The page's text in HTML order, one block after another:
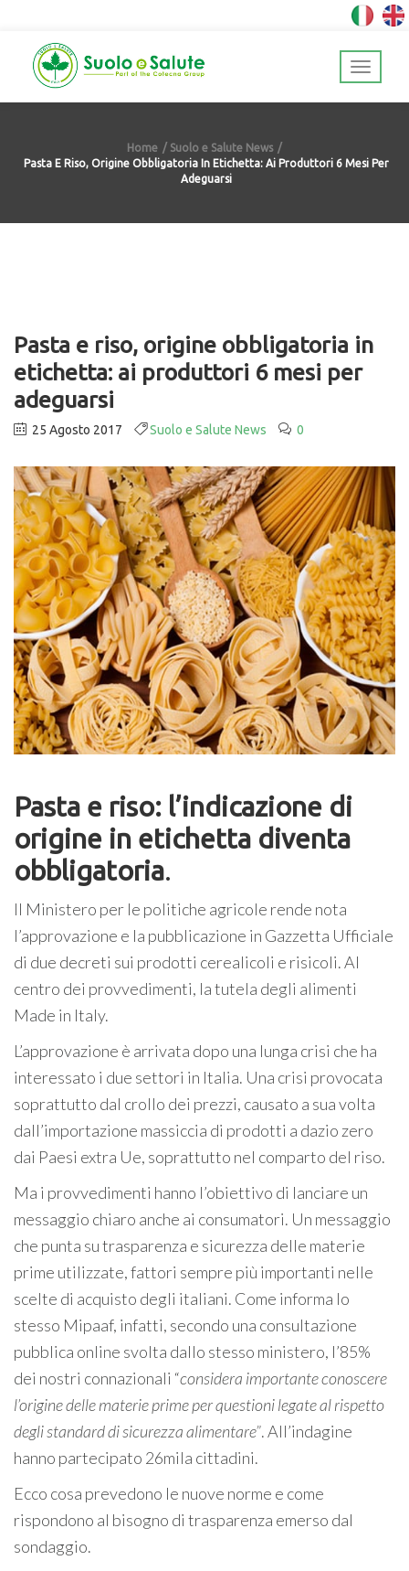
Home
Suolo e Salute News
Pasta E Riso, Origine Obbligatoria In Etichetta: Ai Produttori 6 Mesi Per
Adeguarsi
Pasta e riso, origine obbligatoria in
etichetta: ai produttori 6 mesi per
adeguarsi
25 Agosto 2017 Suolo e Salute News 0
Pasta e riso: l’indicazione di
origine in etichetta diventa
obbligatoria.
Il Ministero per le politiche agricole rende nota
l’approvazione e la pubblicazione in Gazzetta Ufficiale
di due decreti sui prodotti cerealicoli e risicoli. Al
centro dei provvedimenti, la tutela degli alimenti
Made in Italy.
L’approvazione è arrivata dopo una lunga crisi che ha
interessato i due settori in Italia. Una crisi provocata
soprattutto dal crollo dei prezzi, causato a sua volta
dall’importazione massiccia di prodotti a dazio zero
dai Paesi extra Ue, soprattutto nel comparto del riso.
Ma i provvedimenti hanno l’obiettivo di lanciare un
messaggio chiaro anche ai consumatori. Un messaggio
che punta su trasparenza e sicurezza delle materie
prime utilizzate, fattori sempre più importanti nelle
scelte di acquisto degli italiani. Come informa lo
stesso Mipaaf, infatti, secondo una consultazione
pubblica online svolta dallo stesso ministero, l’85%
dei nostri connazionali “considera importante conoscere
l’origine delle materie prime per questioni legate al rispetto
degli standard di sicurezza alimentare”. All’indagine
hanno partecipato 26mila cittadini.
Ecco cosa prevedono le nuove norme e come
rispondono al bisogno di trasparenza emerso dal
sondaggio.